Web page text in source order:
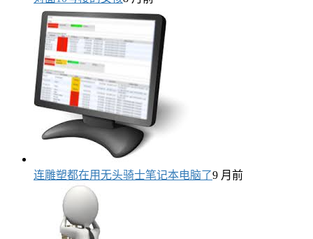
连雕塑都在用无头骑士笔记本电脑了9 月前